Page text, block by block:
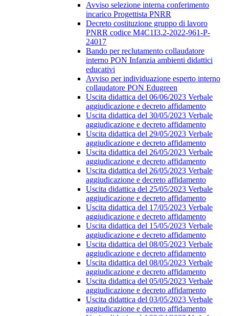
Avviso selezione interna conferimento
incarico Progettista PNRR
Decreto costituzione gruppo di lavoro
PNRR codice M4C1I3.2-2022-961-P-
24017
Bando per reclutamento collaudatore
interno PON Infanzia ambienti didattici
educativi
Avviso per individuazione esperto interno
collaudatore PON Edugreen
Uscita didattica del 06/06/2023 Verbale
aggiudicazione e decreto affidamento
Uscita didattica del 30/05/2023 Verbale
aggiudicazione e decreto affidamento
Uscita didattica del 29/05/2023 Verbale
aggiudicazione e decreto affidamento
Uscita didattica del 26/05/2023 Verbale
aggiudicazione e decreto affidamento
Uscita didattica del 26/05/2023 Verbale
aggiudicazione e decreto affidamento
Uscita didattica del 25/05/2023 Verbale
aggiudicazione e decreto affidamento
Uscita didattica del 17/05/2023 Verbale
aggiudicazione e decreto affidamento
Uscita didattica del 15/05/2023 Verbale
aggiudicazione e decreto affidamento
Uscita didattica del 08/05/2023 Verbale
aggiudicazione e decreto affidamento
Uscita didattica del 08/05/2023 Verbale
aggiudicazione e decreto affidamento
Uscita didattica del 05/05/2023 Verbale
aggiudicazione e decreto affidamento
Uscita didattica del 03/05/2023 Verbale
aggiudicazione e decreto affidamento